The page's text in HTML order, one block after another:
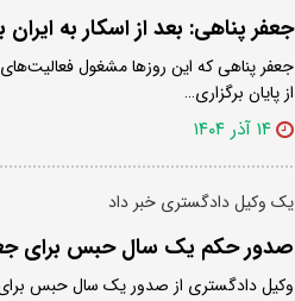
جعفر پناهی: بعد از اسکار به
جعفر پناهی که این روزها مشغول
از پایان برگزاری…
۱۴ آذر ۱۴۰۴
یک وکیل دادگستری خبر داد
صدور حکم یک سال حبس برای
وکیل دادگستری از صدور یک سال حبس برای